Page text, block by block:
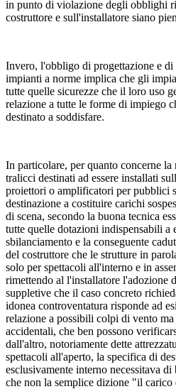
in punto di violazione degli obblighi
costruttore e sull'installatore siano
Invero, l'obbligo di progettazione e
impianti a norme implica che gli
tutte quelle sicurezze che il loro uso
relazione a tutte le forme di impiego
destinato a soddisfare.
In particolare, per quanto concerne
tralicci destinati ad essere installati
proiettori o amplificatori per pubblici
destinazione a costituire carichi
di scena, secondo la buona tecnica
tutte quelle dotazioni indispensabili a
sbilanciamento e la conseguente
del costruttore che le strutture in
solo per spettacoli all'interno e in
rimettendo al l'installatore l'adozione
suppletive che il caso concreto
idonea controventatura risponde ad
relazione a possibili colpi di vento
accidentali, che ben possono
dall'altro, notoriamente dette
spettacoli all'aperto, la specifica di
esclusivamente interno necessitava
che non la semplice dizione "il carico